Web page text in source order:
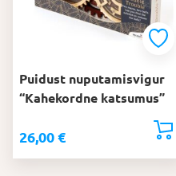
Puidust nuputamisvigur
“Kahekordne katsumus”
26,00 €